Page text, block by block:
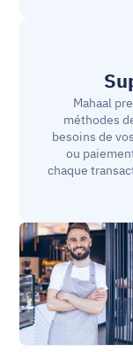
Mahaal
méthodes
besoins de
ou
chaque